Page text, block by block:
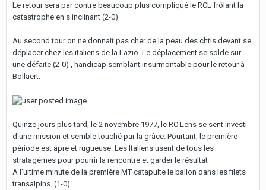
Le retour sera par contre beaucoup plus compliqué le RCL frôlant la
catastrophe en s'inclinant (2-0)
Au second tour on ne donnait pas cher de la peau des chtis devant se
déplacer chez les italiens de la Lazio. Le déplacement se solde sur
une défaite (2-0) , handicap semblant insurmontable pour le retour à
Bollaert.
Quinze jours plus tard, le 2 novembre 1977, le RC Lens se sent investi
d'une mission et semble touché par la grâce. Pourtant, le première
période est âpre et rugueuse. Les Italiens usent de tous les
stratagèmes pour pourrir la rencontre et garder le résultat
A l'ultime minute de la première MT catapulte le ballon dans les filets
transalpins. (1-0)